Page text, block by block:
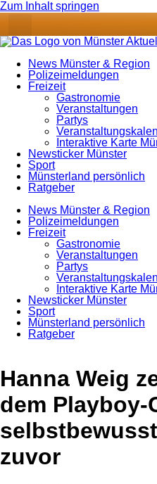
Zum Inhalt springen
News Münster & Region
Polizeimeldungen
Freizeit
Gastronomie
Veranstaltungen
Partys
Interaktive Karte
Newsticker Münster
Sport
Münsterland persönlich
Ratgeber
News Münster & Region
Polizeimeldungen
Freizeit
Gastronomie
Veranstaltungen
Partys
Interaktive Karte
Newsticker Münster
Sport
Münsterland persönlich
Ratgeber
Hanna Weig
dem Playboy-
zuvor